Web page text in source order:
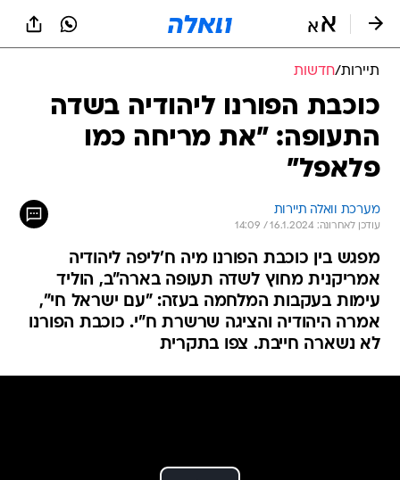
תיירות/חדשות
כוכבת הפורנו ליהודיה בשדה
התעופה: "את מריחה כמו
פלאפל"
מערכת וואלה תיירות
עודכן לאחרונה: 16.1.2024 / 14:09
מפגש בין כוכבת הפורנו מיה ח'ליפה ליהודיה
אמריקנית מחוץ לשדה תעופה בארה"ב, הוליד
עימות בעקבות המלחמה בעזה: "עם ישראל חי",
אמרה היהודיה והציגה שרשרת ח"י. כוכבת הפורנו
לא נשארה חייבת. צפו בתקרית